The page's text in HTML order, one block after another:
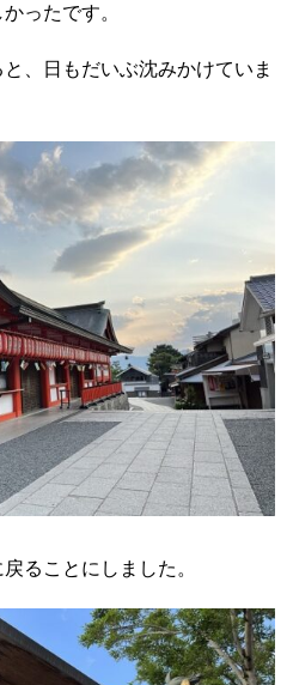
ったです。
、日もだいぶ沈みかけていま
ることにしました。